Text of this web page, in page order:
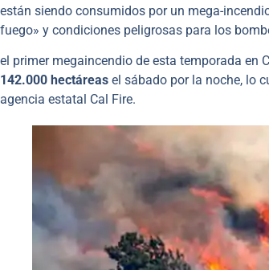
están siendo consumidos por un mega-
fuego» y condiciones peligrosas para los
el primer megaincendio de esta temporada en
142.000 hectáreas el sábado por la noche, lo
agencia estatal Cal Fire.